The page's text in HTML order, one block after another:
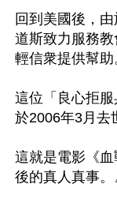
回到美國後，
道斯致力服務
輕信衆提供幫助
這位「良心拒服
於2006年3月去
這就是電影《